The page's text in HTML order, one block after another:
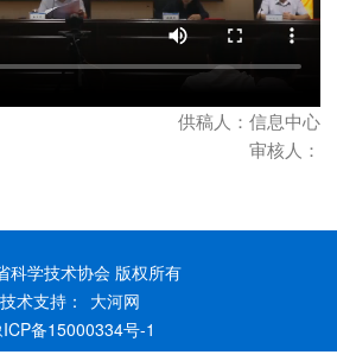
供稿人：信息中心
审核人：
科学技术协会 版权所有
技术支持：
大河网
备15000334号-1